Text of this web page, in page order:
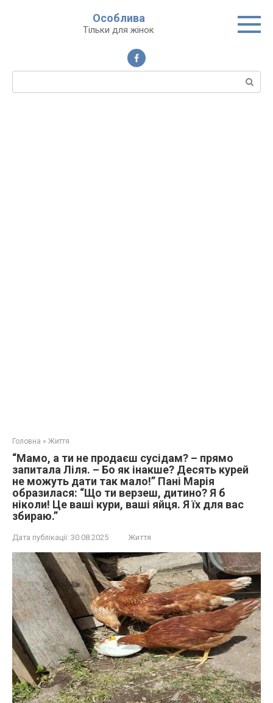
Особлива
Тільки для жінок
Пошук:
Головна » Життя
“Мамо, а ти не продаєш сусідам? – прямо
запитала Ліля. – Бо як інакше? Десять курей
не можуть дати так мало!” Пані Марія
образилася: “Що ти верзеш, дитино? Я б
ніколи! Це ваші кури, ваші яйця. Я їх для вас
збираю.”
Дата публікації: 30.08.2025 Життя